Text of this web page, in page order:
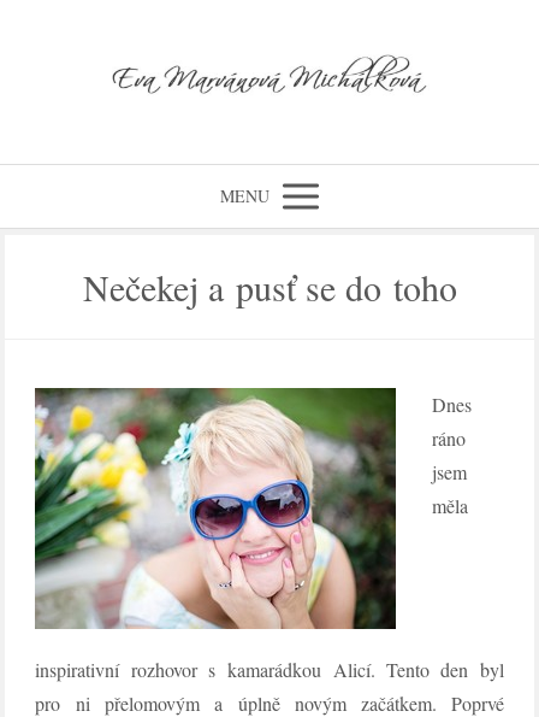
MENU
Nečekej a pusť se do toho
Dnes
ráno
jsem
měla
inspirativní rozhovor s kamarádkou Alicí. Tento den byl
pro ni přelomovým a úplně novým začátkem. Poprvé